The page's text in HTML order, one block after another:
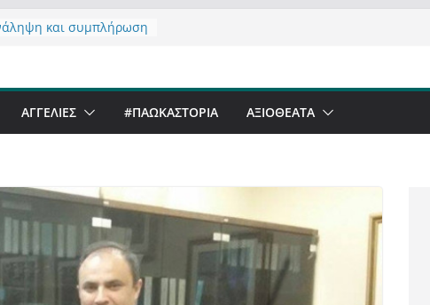
και συμπλήρωση
αντέξει ο
την Καστοριά,
ΑΓΓΕΛΙΕΣ #ΠΑΩΚΑΣΤΟΡΙΑ ΑΞΙΟΘΈΑΤΑ